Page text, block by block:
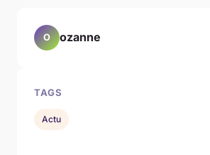
O ozanne
TAGS
Actu